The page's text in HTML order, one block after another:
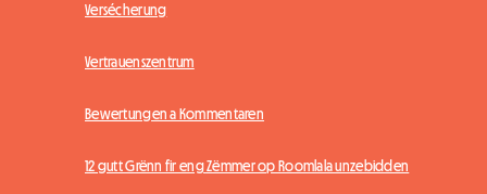
Versécherung
Vertrauenszentrum
Bewertungen a Kommentaren
12 gutt Grënn fir eng Zëmmer op Roomlala unzebidden